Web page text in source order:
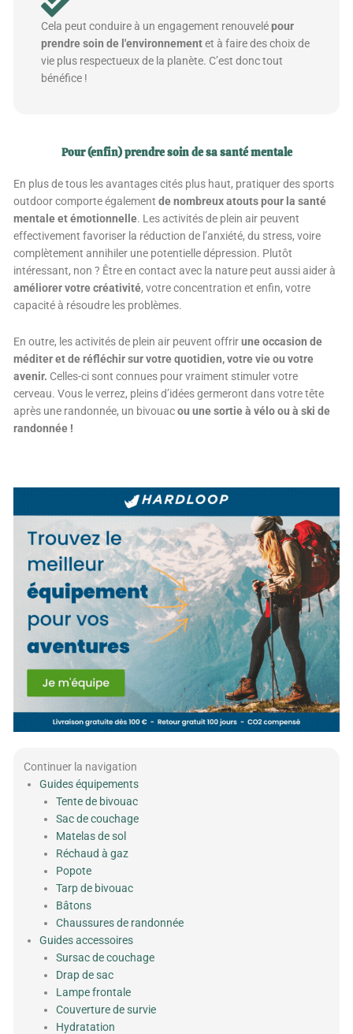
Cela peut conduire à un engagement renouvelépour
prendre soin de l'environnementet à faire des choix de
vie plus respectueux de la planète. C’est donc tout
bénéfice !
Pour (enfin) prendre soin de sa santé mentale
En plus de tous les avantages cités plus haut, pratiquer des sports
outdoor comporte égalementde nombreux atouts pour la santé
mentale et émotionnelle. Les activités de plein air peuvent
effectivement favoriser la réduction de l’anxiété, du stress, voire
complètement annihiler une potentielle dépression. Plutôt
intéressant, non ? Être en contact avec la nature peut aussi aider à
améliorer votre créativité, votre concentration et enfin, votre
capacité à résoudre les problèmes.
En outre, les activités de plein air peuvent offrirune occasion de
méditer et de réfléchir sur votre quotidien, votre vie ou votre
avenir. Celles-ci sont connues pour vraiment stimuler votre
cerveau. Vous le verrez, pleins d’idées germeront dans votre tête
après une randonnée, un bivouacou une sortie à vélo ou à ski de
randonnée !
Continuer la navigation
Guides équipements
Tente de bivouac
Sac de couchage
Matelas de sol
Réchaud à gaz
Popote
Tarp de bivouac
Bâtons
Chaussures de randonnée
Guides accessoires
Sursac de couchage
Drap de sac
Lampe frontale
Couverture de survie
Hydratation